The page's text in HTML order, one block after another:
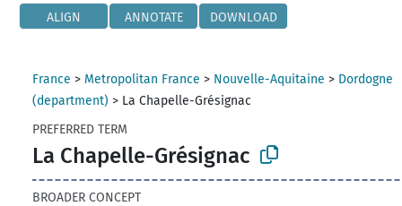
ALIGN ANNOTATE DOWNLOAD
France > Metropolitan France > Nouvelle-Aquitaine > Dordogne
(department) > La Chapelle-Grésignac
PREFERRED TERM
La Chapelle-Grésignac
BROADER CONCEPT